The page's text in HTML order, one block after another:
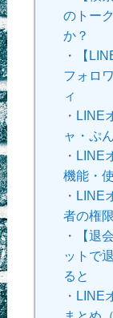
のトー
か？
・
【
フォロ
ィ
・ LINE
ャ・ぷ
・ LINE
機能・
・ LINE
者の権
・
【退
ットで
ると
・ LINE